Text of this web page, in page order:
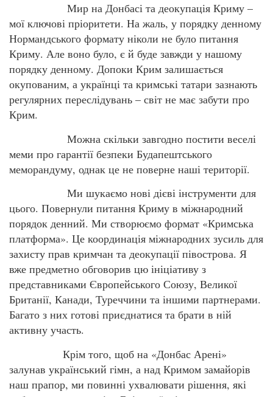
Мир на Донбасі та деокупація Криму –
мої ключові пріоритети. На жаль, у порядку денному
Нормандського формату ніколи не було питання
Криму. Але воно було, є й буде завжди у нашому
порядку денному. Допоки Крим залишається
окупованим, а українці та кримські татари зазнають
регулярних переслідувань – світ не має забути про
Крим.
Можна скільки завгодно постити веселі
меми про гарантії безпеки Будапештського
меморандуму, однак це не поверне наші території.
Ми шукаємо нові дієві інструменти для
цього. Повернули питання Криму в міжнародний
порядок денний. Ми створюємо формат «Кримська
платформа». Це координація міжнародних зусиль для
захисту прав кримчан та деокупації півострова. Я
вже предметно обговорив цю ініціативу з
представниками Європейського Союзу, Великої
Британії, Канади, Туреччини та іншими партнерами.
Багато з них готові приєднатися та брати в ній
активну участь.
Крім того, щоб на «Донбас Арені»
залунав український гімн, а над Кримом замайорів
наш прапор, ми повинні ухвалювати рішення, які